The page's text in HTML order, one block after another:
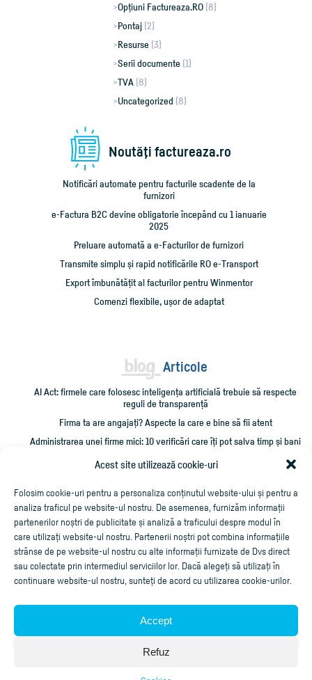
Acest site utilizează cookie-uri
Folosim cookie-uri pentru a personaliza conținutul website-ului și pentru a
analiza traficul pe website-ul nostru. De asemenea, furnizăm informații
partenerilor noștri de publicitate și analiză a traficului despre modul în
care utilizați website-ul nostru. Partenerii noștri pot combina informațiile
strânse de pe website-ul nostru cu alte informații furnizate de Dvs direct
sau colectate prin intermediul serviciilor lor. Dacă alegeți să utilizați în
continuare website-ul nostru, sunteți de acord cu utilizarea cookie-urilor.
Accept
Refuz
Opțiuni Factureaza.RO (8)
Pontaj (2)
Resurse (3)
Serii documente (1)
TVA (8)
Uncategorized (8)
Noutăţi factureaza.ro
Notificări automate pentru facturile scadente de la
furnizori
e-Factura B2C devine obligatorie începând cu 1 ianuarie
2025
Preluare automată a e-Facturilor de furnizori
Transmite simplu și rapid notificările RO e-Transport
Export îmbunătățit al facturilor pentru Winmentor
Comenzi flexibile, ușor de adaptat
Articole
AI Act: firmele care folosesc inteligența artificială trebuie să respecte
reguli de transparență
Firma ta are angajați? Aspecte la care e bine să fii atent
Administrarea unei firme mici: 10 verificări care îți pot salva timp și bani
Cum împrumut firma cu bani și cum îmi recuperez creditarea?
Aplicaţie de facturare online